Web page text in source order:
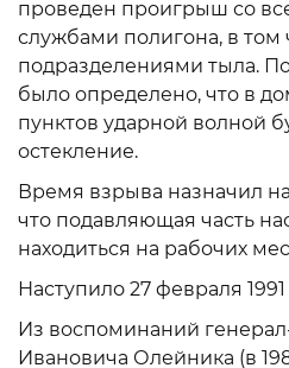
проведен проигрыш со
службами полигона, в том
подразделениями тыла.
было определено, что в
пунктов ударной волной
остекление.
Время взрыва назначил
что подавляющая часть
находиться на рабочих
Наступило 27 февраля 1991
Из воспоминаний
Ивановича Олейника (в